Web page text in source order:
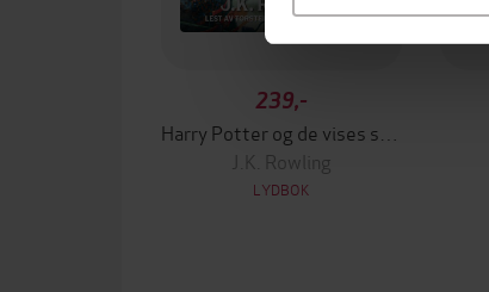
239,-
J.K. Rowling
LYDBOK